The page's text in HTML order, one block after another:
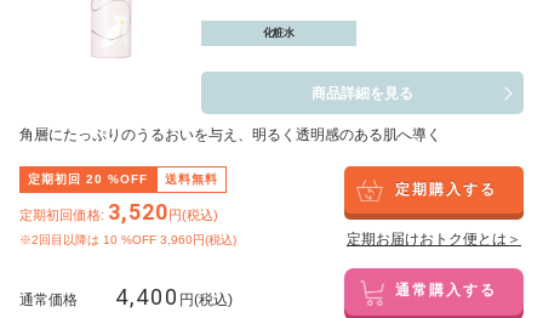
化粧水
商品詳細を見る
角層にたっぷりのうるおいを与え、明るく透明感のある肌へ導く
定期初回 20 %OFF 送料無料
定期初回価格: 3,520円(税込)
※2回目以降は 10 %OFF 3,960円(税込)
定期購入する
定期お届けおトク便とは＞
通常価格 4,400 円(税込) 通常購入する